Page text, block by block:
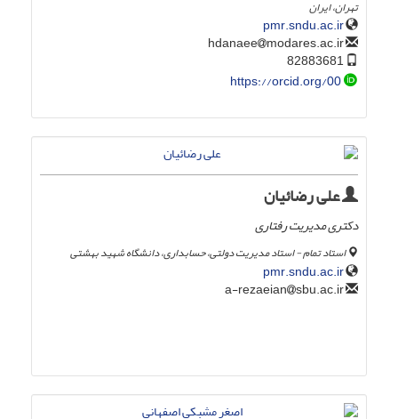
تهران، ایران
pmr.sndu.ac.ir
modares.ac.ir
https://orcid.org/00
علی رضائیان
دکتری مدیریت رفتاری
استاد تمام - استاد مدیریت دولتی، حسابداری، دانشگاه شهید بهشتی
pmr.sndu.ac.ir
sbu.ac.ir